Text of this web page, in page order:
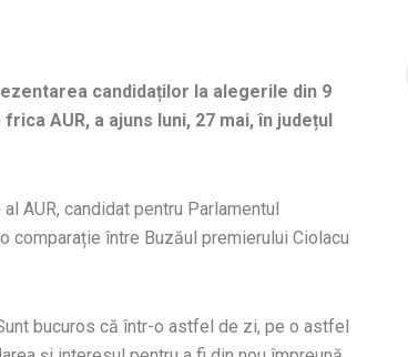
candidaților la alegerile din 9
AUR, a ajuns luni, 27 mai, în județul
AUR, candidat pentru Parlamentul
comparație între Buzăul premierului Ciolacu
bucuros că într-o astfel de zi, pe o astfel